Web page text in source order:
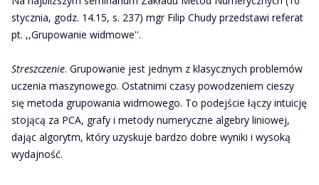
stycznia, godz. 14.15, s. 237) mgr Filip Chudy przedstawi referat
pt. ,,Grupowanie widmowe''.
Streszczenie. Grupowanie jest jednym z klasycznych problemów
uczenia maszynowego. Ostatnimi czasy powodzeniem cieszy
się metoda grupowania widmowego. To podejście łączy intuicję
stojącą za PCA, grafy i metody numeryczne algebry liniowej,
dając algorytm, który uzyskuje bardzo dobre wyniki i wysoką
wydajność.